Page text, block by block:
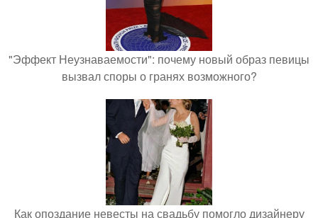
"Эффект Неузнаваемости": почему новый образ певицы
вызвал споры о гранях возможного?
Как опоздание невесты на свадьбу помогло дизайнеру